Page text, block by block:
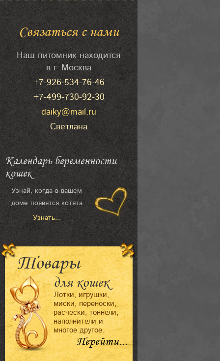
Связаться с нами
Наш питомник находится
в г. Москва
+7-926-534-76-46
+7-499-730-92-30
daiky@mail.ru
Светлана
Календарь беременности
кошек
Узнай, когда в вашем
доме появятся котята
Узнать...
Товары
для кошек
Лотки, игрушки,
миски, переноски,
расчески, тоннели,
наполнители и
многое другое.
Перейти...